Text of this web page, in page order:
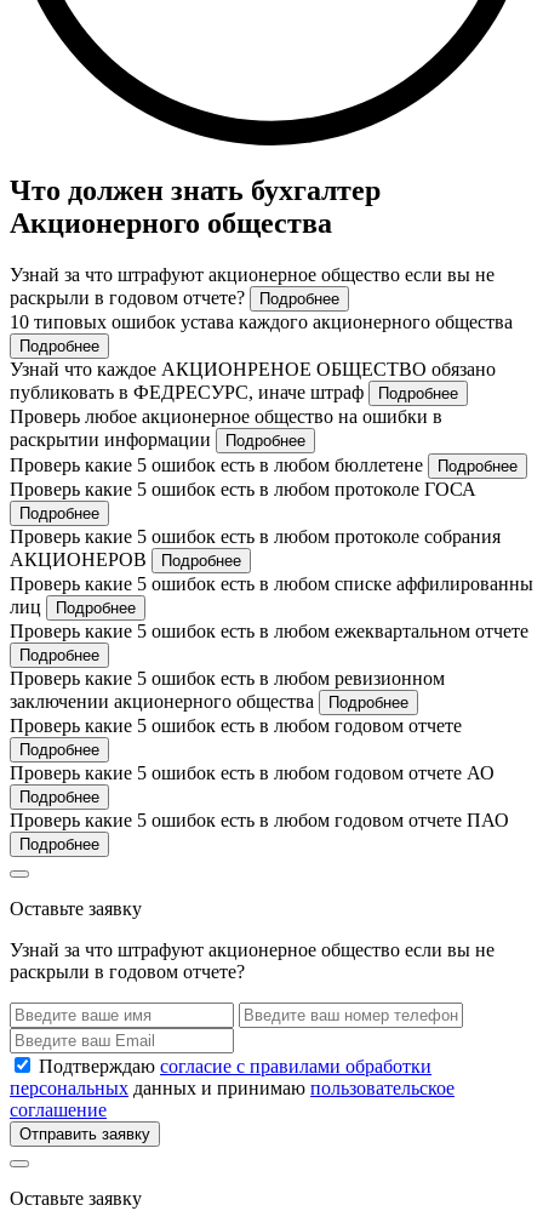
Что должен знать бухгалтер
Акционерного общества
Узнай за что штрафуют акционерное общество если вы не
раскрыли в годовом отчете?
Подробнее
10 типовых ошибок устава каждого акционерного общества
Подробнее
Узнай что каждое АКЦИОНРЕНОЕ ОБЩЕСТВО обязано
публиковать в ФЕДРЕСУРС, иначе штраф
Подробнее
Проверь любое акционерное общество на ошибки в
раскрытии информации
Подробнее
Проверь какие 5 ошибок есть в любом бюллетене Подробнее
Проверь какие 5 ошибок есть в любом протоколе ГОСА
Подробнее
Проверь какие 5 ошибок есть в любом протоколе собрания
АКЦИОНЕРОВ
Подробнее
Проверь какие 5 ошибок есть в любом списке аффилированны
лиц
Подробнее
Проверь какие 5 ошибок есть в любом ежеквартальном отчете
Подробнее
Проверь какие 5 ошибок есть в любом ревизионном
заключении акционерного общества
Подробнее
Проверь какие 5 ошибок есть в любом годовом отчете
Подробнее
Проверь какие 5 ошибок есть в любом годовом отчете АО
Подробнее
Проверь какие 5 ошибок есть в любом годовом отчете ПАО
Подробнее
Оставьте заявку
Узнай за что штрафуют акционерное общество если вы не
раскрыли в годовом отчете?
Подтверждаю согласие с правилами обработки
персональных данных и принимаю пользовательское
соглашение
Отправить заявку
Оставьте заявку